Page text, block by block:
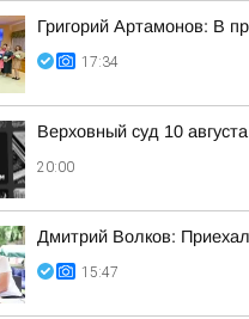
Григорий Артамонов: В
17:34
Верховный суд 10
20:00
Дмитрий Волков:
15:47